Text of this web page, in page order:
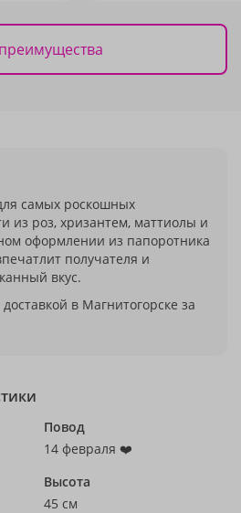
самых роскошных
из роз, хризантем, маттиолы и
оформлении из папоротника
получателя и
вкус.
в Магнитогорске за
Повод
14 февраля ❤️
Высота
45 см